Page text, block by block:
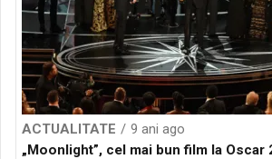
ACTUALITATE
9 ani ago
„Moonlight”, cel mai bun film la Oscar